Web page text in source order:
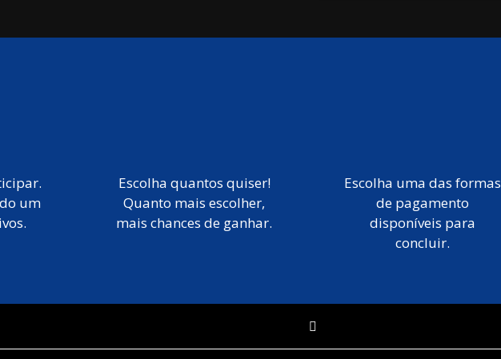
um
Escolha quantos quiser!
Quanto mais escolher,
mais chances de ganhar.
Escolha uma das formas
de pagamento
disponíveis para
concluir.